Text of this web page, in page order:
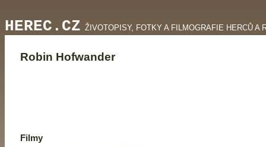
HEREC.CZ ŽIVOTOPISY, FOTKY A FILMOGRAFIE HERCŮ A
Robin Hofwander
Filmy